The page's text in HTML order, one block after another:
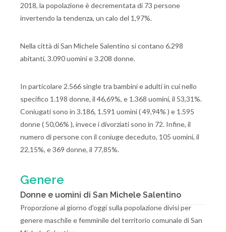
2018, la popolazione è decrementata di 73 persone
invertendo la tendenza, un calo del 1,97%.
Nella città di San Michele Salentino si contano 6.298
abitanti, 3.090 uomini e 3.208 donne.
In particolare 2.566 single tra bambini e adulti in cui nello
specifico 1.198 donne, il 46,69%, e 1.368 uomini, il 53,31%.
Coniugati sono in 3.186, 1.591 uomini ( 49,94% ) e 1.595
donne ( 50,06% ), invece i divorziati sono in 72. Infine, il
numero di persone con il coniuge deceduto, 105 uomini, il
22,15%, e 369 donne, il 77,85%.
Genere
Donne e uomini di San Michele Salentino
Proporzione al giorno d'oggi sulla popolazione divisi per
genere maschile e femminile del territorio comunale di San